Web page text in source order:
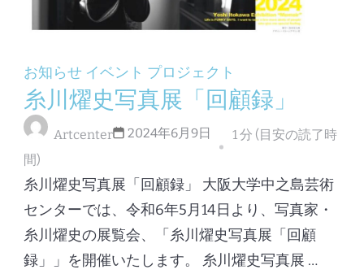
お知らせ イベント プロジェクト
糸川燿史写真展「回顧録」
Artcenter 2024年6月9日
1 分 (目安の読了時
間)
糸川燿史写真展「回顧録」 大阪大学中之島芸術
センターでは、令和6年5月14日より、写真家・
糸川燿史の展覧会、「糸川燿史写真展「回顧
録」」を開催いたします。 糸川燿史写真展 …